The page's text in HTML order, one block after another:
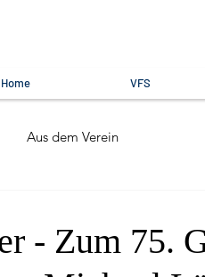
Home VFS
Aus dem Verein
- Zum 75.